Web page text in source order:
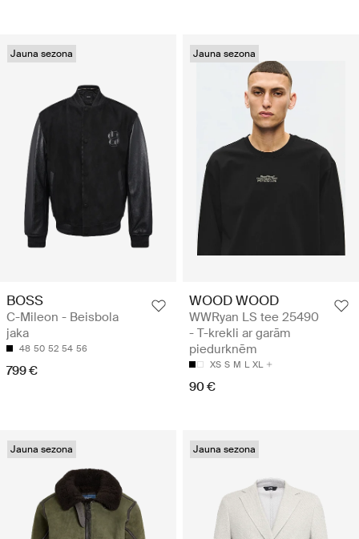
Jauna sezona
BOSS
C-Mileon - Beisbola
jaka
48 50 52 54 56
799 €
Jauna sezona
WOOD WOOD
WWRyan LS tee 25490
- T-krekli ar garām
piedurknēm
XS S M L XL
90 €
Jauna sezona Jauna sezona